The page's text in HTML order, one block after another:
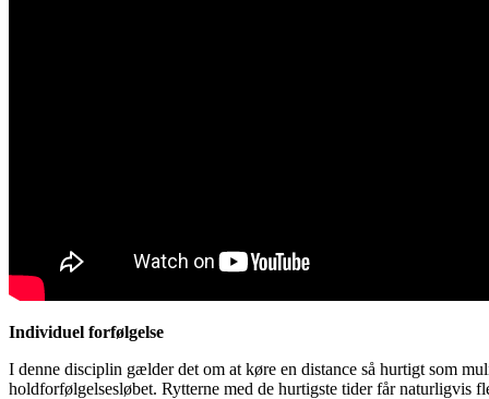
Individuel forfølgelse
I denne disciplin gælder det om at køre en distance så hurtigt som
holdforfølgelsesløbet. Rytterne med de hurtigste tider får naturligvis